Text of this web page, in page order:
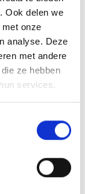
Ook delen we
onze
analyse. Deze
met andere
ze hebben
services.
branding-
locatie
Grill Masters